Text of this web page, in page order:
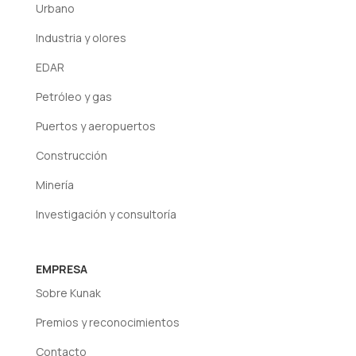
Urbano
Industria y olores
EDAR
Petróleo y gas
Puertos y aeropuertos
Construcción
Minería
Investigación y consultoría
EMPRESA
Sobre Kunak
Premios y reconocimientos
Contacto